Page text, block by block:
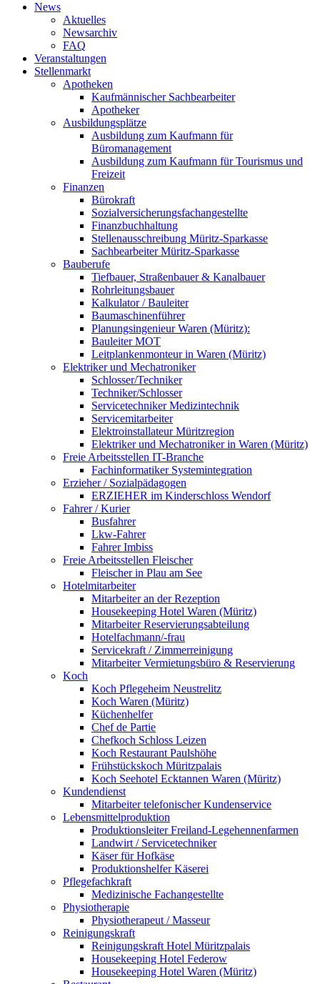
News
Aktuelles
Newsarchiv
FAQ
Veranstaltungen
Stellenmarkt
Apotheken
Kaufmännischer Sachbearbeiter
Apotheker
Ausbildungsplätze
Ausbildung zum Kaufmann für
Büromanagement
Ausbildung zum Kaufmann für Tourismus und
Freizeit
Finanzen
Bürokraft
Sozialversicherungsfachangestellte
Finanzbuchhaltung
Stellenausschreibung Müritz-Sparkasse
Sachbearbeiter Müritz-Sparkasse
Bauberufe
Tiefbauer, Straßenbauer & Kanalbauer
Rohrleitungsbauer
Kalkulator / Bauleiter
Baumaschinenführer
Planungsingenieur Waren (Müritz):
Bauleiter MOT
Leitplankenmonteur in Waren (Müritz)
Elektriker und Mechatroniker
Schlosser/Techniker
Techniker/Schlosser
Servicetechniker Medizintechnik
Servicemitarbeiter
Elektroinstallateur Müritzregion
Elektriker und Mechatroniker in Waren (Müritz)
Freie Arbeitsstellen IT-Branche
Fachinformatiker Systemintegration
Erzieher / Sozialpädagogen
ERZIEHER im Kinderschloss Wendorf
Fahrer / Kurier
Busfahrer
Lkw-Fahrer
Fahrer Imbiss
Freie Arbeitsstellen Fleischer
Fleischer in Plau am See
Hotelmitarbeiter
Mitarbeiter an der Rezeption
Housekeeping Hotel Waren (Müritz)
Mitarbeiter Reservierungsabteilung
Hotelfachmann/-frau
Servicekraft / Zimmerreinigung
Mitarbeiter Vermietungsbüro & Reservierung
Koch
Koch Pflegeheim Neustrelitz
Koch Waren (Müritz)
Küchenhelfer
Chef de Partie
Chefkoch Schloss Leizen
Koch Restaurant Paulshöhe
Frühstückskoch Müritzpalais
Koch Seehotel Ecktannen Waren (Müritz)
Kundendienst
Mitarbeiter telefonischer Kundenservice
Lebensmittelproduktion
Produktionsleiter Freiland-Legehennenfarmen
Landwirt / Servicetechniker
Käser für Hofkäse
Produktionshelfer Käserei
Pflegefachkraft
Medizinische Fachangestellte
Physiotherapie
Physiotherapeut / Masseur
Reinigungskraft
Reinigungskraft Hotel Müritzpalais
Housekeeping Hotel Federow
Housekeeping Hotel Waren (Müritz)